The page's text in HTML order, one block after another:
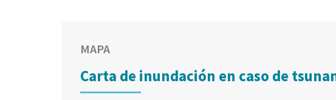
MAPA
Carta de inundación en caso de